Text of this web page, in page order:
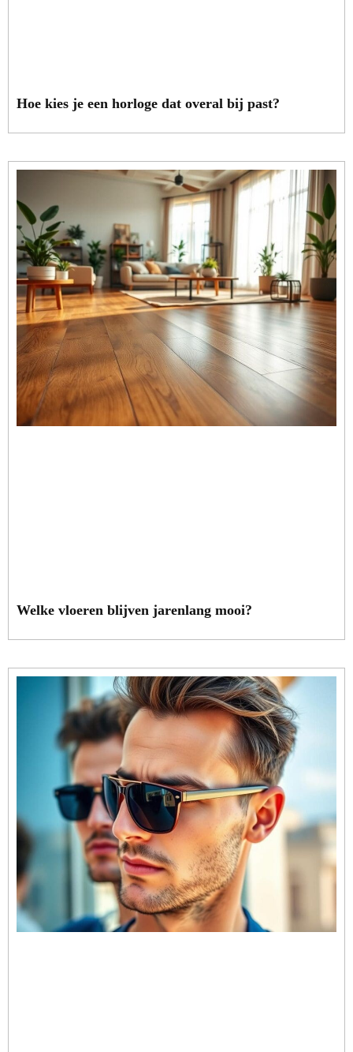
Hoe kies je een horloge dat overal bij past?
Welke vloeren blijven jarenlang mooi?